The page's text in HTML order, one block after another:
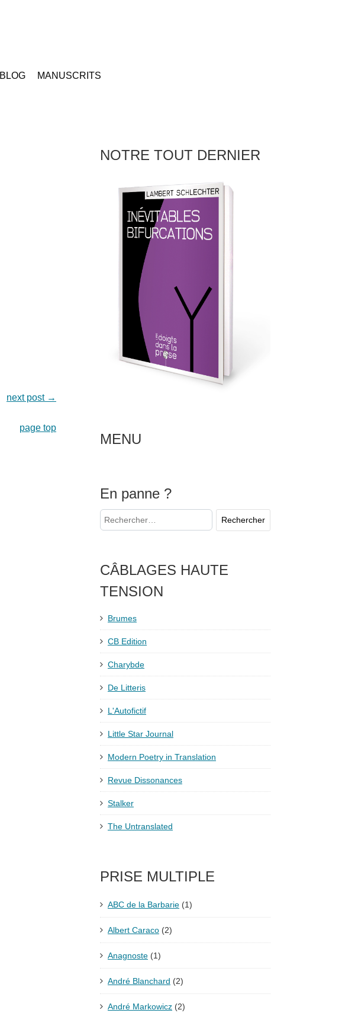
BLOG MANUSCRITS
next post →
page top
NOTRE TOUT DERNIER
MENU
En panne ?
CÂBLAGES HAUTE
TENSION
Brumes
CB Edition
Charybde
De Litteris
L'Autofictif
Little Star Journal
Modern Poetry in Translation
Revue Dissonances
Stalker
The Untranslated
PRISE MULTIPLE
ABC de la Barbarie (1)
Albert Caraco (2)
Anagnoste (1)
André Blanchard (2)
André Markowicz (2)